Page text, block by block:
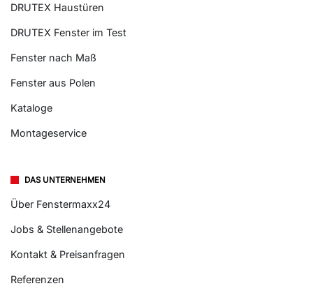
DRUTEX Haustüren
DRUTEX Fenster im Test
Fenster nach Maß
Fenster aus Polen
Kataloge
Montageservice
DAS UNTERNEHMEN
Über Fenstermaxx24
Jobs & Stellenangebote
Kontakt & Preisanfragen
Referenzen